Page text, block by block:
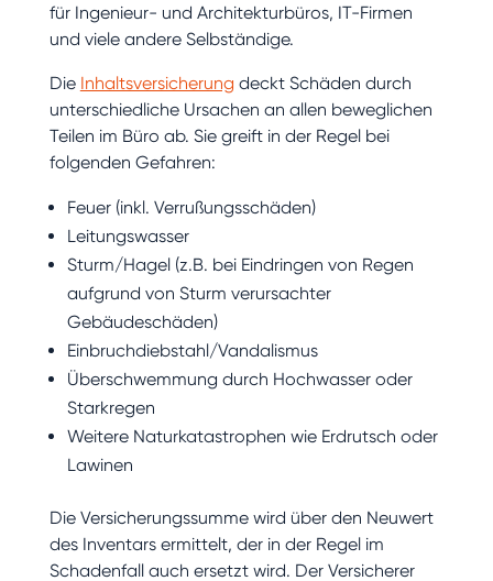
für Ingenieur- und Architekturbüros, IT-Firmen
und viele andere Selbständige.
Die Inhaltsversicherung deckt Schäden durch
unterschiedliche Ursachen an allen beweglichen
Teilen im Büro ab. Sie greift in der Regel bei
folgenden Gefahren:
Feuer (inkl. Verrußungsschäden)
Leitungswasser
Sturm/Hagel (z.B. bei Eindringen von Regen
aufgrund von Sturm verursachter
Gebäudeschäden)
Einbruchdiebstahl/Vandalismus
Überschwemmung durch Hochwasser oder
Starkregen
Weitere Naturkatastrophen wie Erdrutsch oder
Lawinen
Die Versicherungssumme wird über den Neuwert
des Inventars ermittelt, der in der Regel im
Schadenfall auch ersetzt wird. Der Versicherer